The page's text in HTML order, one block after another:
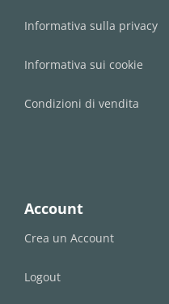
Informativa sulla privacy
Informativa sui cookie
Condizioni di vendita
Account
Crea un Account
Logout